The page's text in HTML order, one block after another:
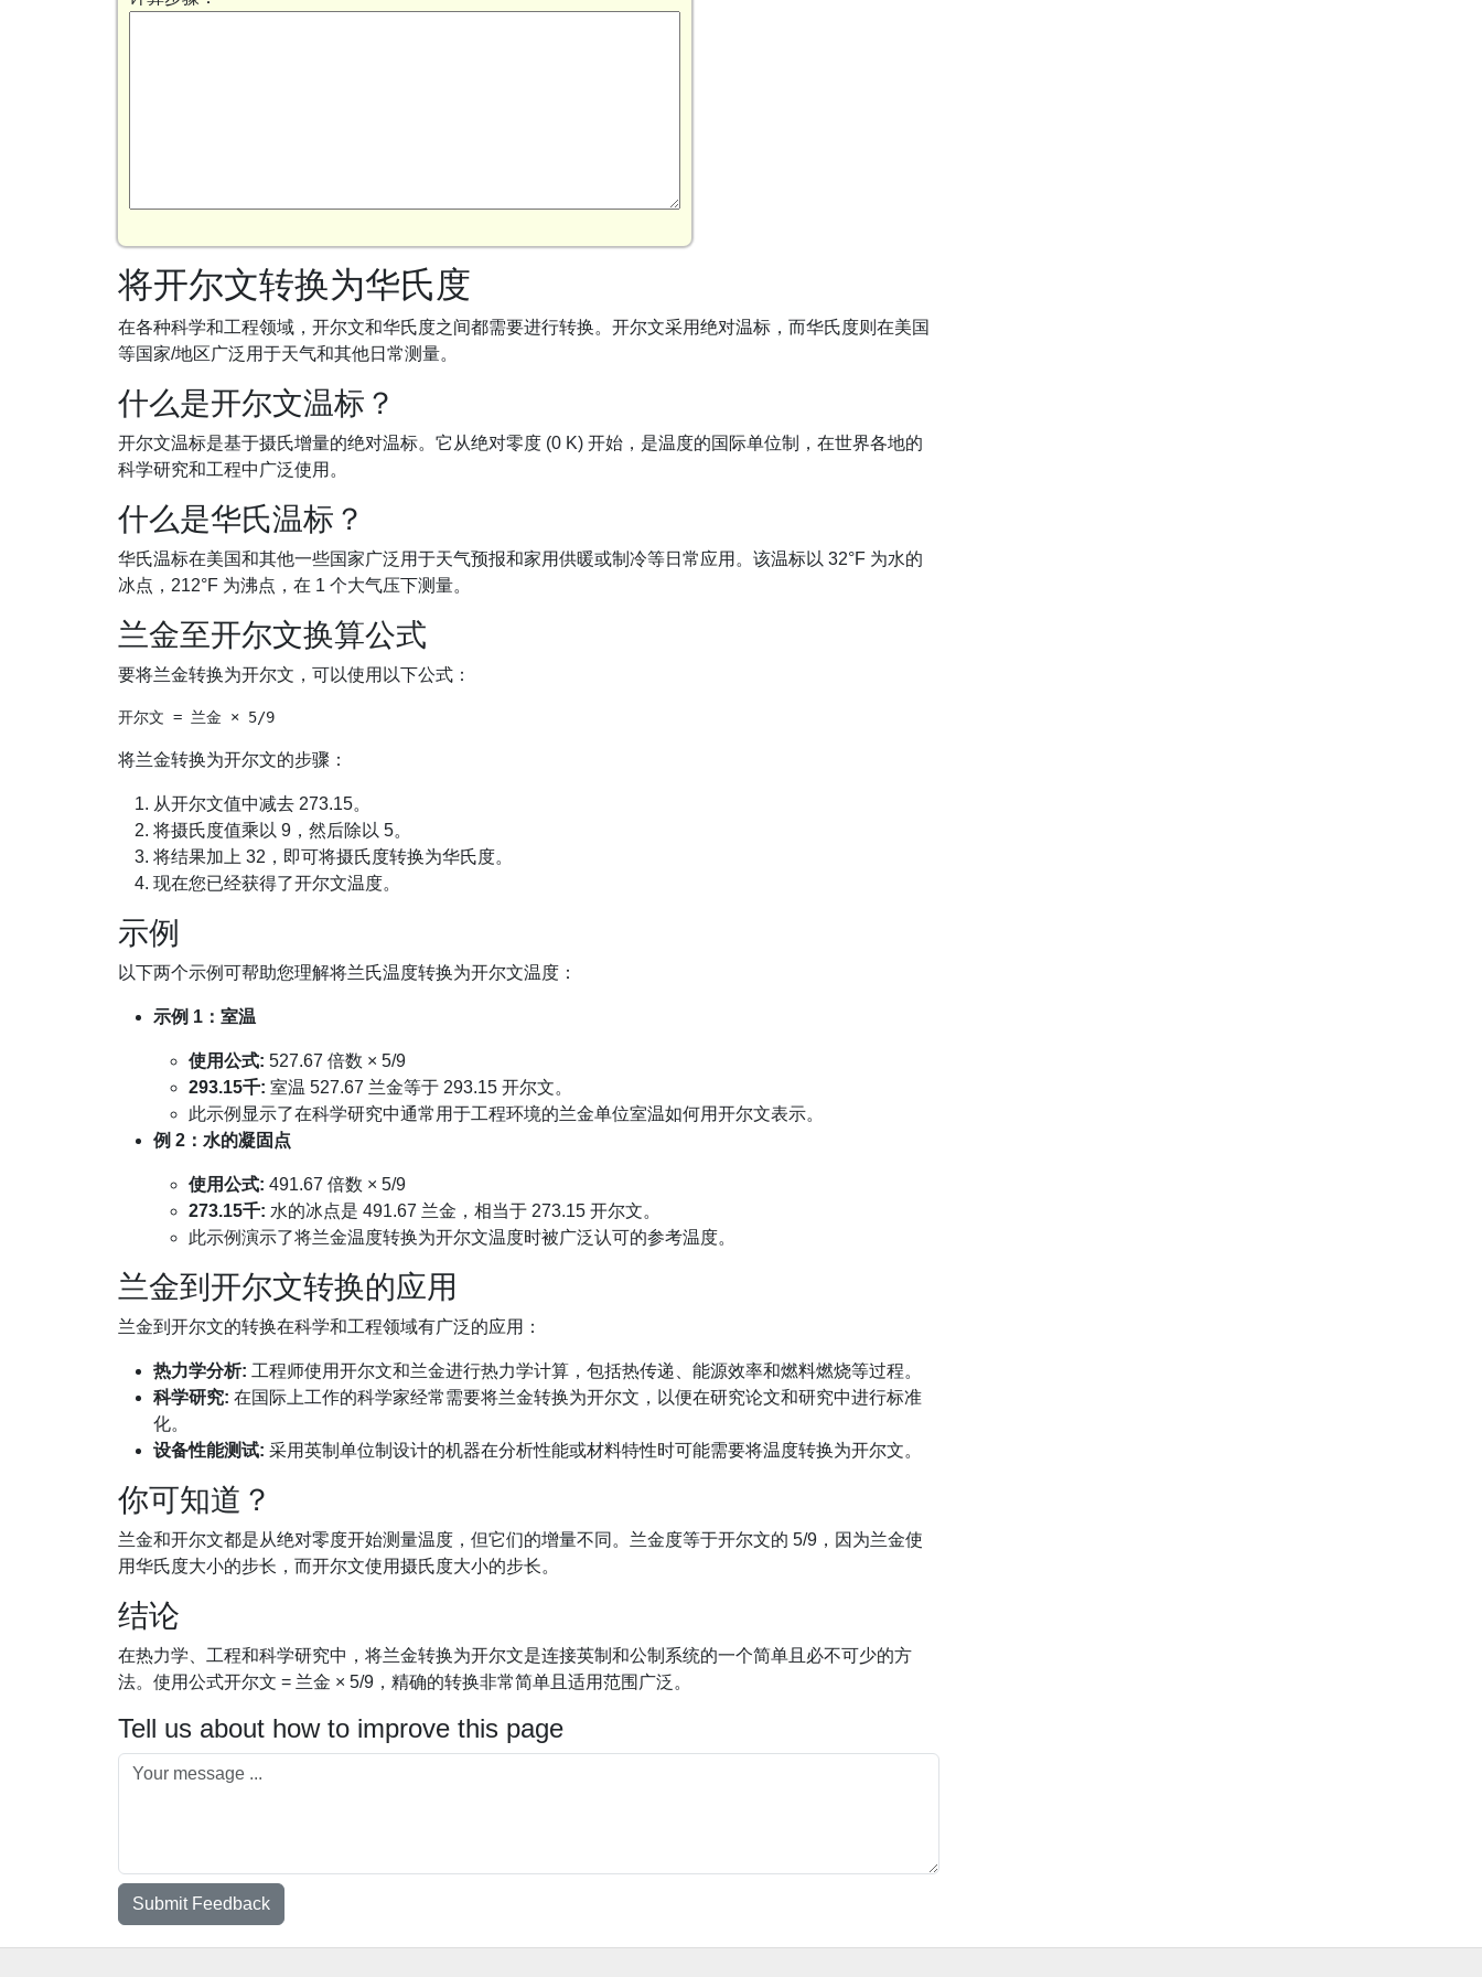
将开尔文转换为华氏度
在各种科学和工程领域，开尔文和华氏度之间都需要进行转换。开尔文采用绝对温标，而华氏度则在美国
等国家/地区广泛用于天气和其他日常测量。
什么是开尔文温标？
开尔文温标是基于摄氏增量的绝对温标。它从绝对零度 (0 K) 开始，是温度的国际单位制，在世界各地的
科学研究和工程中广泛使用。
什么是华氏温标？
华氏温标在美国和其他一些国家广泛用于天气预报和家用供暖或制冷等日常应用。该温标以 32°F 为水的
冰点，212°F 为沸点，在 1 个大气压下测量。
兰金至开尔文换算公式
要将兰金转换为开尔文，可以使用以下公式：
将兰金转换为开尔文的步骤：
从开尔文值中减去 273.15。
将摄氏度值乘以 9，然后除以 5。
将结果加上 32，即可将摄氏度转换为华氏度。
现在您已经获得了开尔文温度。
示例
以下两个示例可帮助您理解将兰氏温度转换为开尔文温度：
示例 1：室温
使用公式: 527.67 倍数 × 5/9
293.15千: 室温 527.67 兰金等于 293.15 开尔文。
此示例显示了在科学研究中通常用于工程环境的兰金单位室温如何用开尔文表示。
例 2：水的凝固点
使用公式: 491.67 倍数 × 5/9
273.15千: 水的冰点是 491.67 兰金，相当于 273.15 开尔文。
此示例演示了将兰金温度转换为开尔文温度时被广泛认可的参考温度。
兰金到开尔文转换的应用
兰金到开尔文的转换在科学和工程领域有广泛的应用：
热力学分析: 工程师使用开尔文和兰金进行热力学计算，包括热传递、能源效率和燃料燃烧等过程。
科学研究: 在国际上工作的科学家经常需要将兰金转换为开尔文，以便在研究论文和研究中进行标准
化。
设备性能测试: 采用英制单位制设计的机器在分析性能或材料特性时可能需要将温度转换为开尔文。
你可知道？
兰金和开尔文都是从绝对零度开始测量温度，但它们的增量不同。兰金度等于开尔文的 5/9，因为兰金使
用华氏度大小的步长，而开尔文使用摄氏度大小的步长。
结论
在热力学、工程和科学研究中，将兰金转换为开尔文是连接英制和公制系统的一个简单且必不可少的方
法。使用公式开尔文 = 兰金 × 5/9，精确的转换非常简单且适用范围广泛。
Tell us about how to improve this page
Submit Feedback